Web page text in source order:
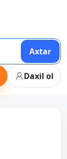
Axtar
Daxil ol